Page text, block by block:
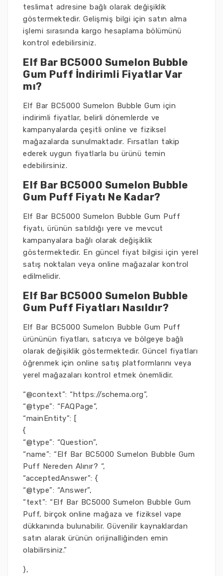
teslimat adresine bağlı olarak değişiklik
göstermektedir. Gelişmiş bilgi için satın alma
işlemi sırasında kargo hesaplama bölümünü
kontrol edebilirsiniz.
Elf Bar BC5000 Sumelon Bubble
Gum Puff İndirimli Fiyatlar Var
mı?
Elf Bar BC5000 Sumelon Bubble Gum için
indirimli fiyatlar, belirli dönemlerde ve
kampanyalarda çeşitli online ve fiziksel
mağazalarda sunulmaktadır. Fırsatları takip
ederek uygun fiyatlarla bu ürünü temin
edebilirsiniz.
Elf Bar BC5000 Sumelon Bubble
Gum Puff Fiyatı Ne Kadar?
Elf Bar BC5000 Sumelon Bubble Gum Puff
fiyatı, ürünün satıldığı yere ve mevcut
kampanyalara bağlı olarak değişiklik
göstermektedir. En güncel fiyat bilgisi için yerel
satış noktaları veya online mağazalar kontrol
edilmelidir.
Elf Bar BC5000 Sumelon Bubble
Gum Puff Fiyatları Nasıldır?
Elf Bar BC5000 Sumelon Bubble Gum Puff
ürününün fiyatları, satıcıya ve bölgeye bağlı
olarak değişiklik göstermektedir. Güncel fiyatları
öğrenmek için online satış platformlarını veya
yerel mağazaları kontrol etmek önemlidir.
“@context”: “https://schema.org”,
“@type”: “FAQPage”,
“mainEntity”: [
{
“@type”: “Question”,
“name”: “Elf Bar BC5000 Sumelon Bubble Gum
Puff Nereden Alınır? “,
“acceptedAnswer”: {
“@type”: “Answer”,
“text”: “Elf Bar BC5000 Sumelon Bubble Gum
Puff, birçok online mağaza ve fiziksel vape
dükkanında bulunabilir. Güvenilir kaynaklardan
satın alarak ürünün orijinalliğinden emin
olabilirsiniz.”
},